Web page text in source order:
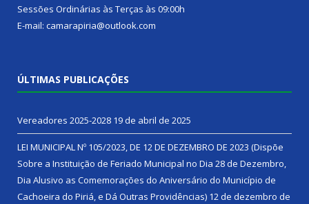
Sessões Ordinárias às Terças às 09:00h
E-mail: camarapiria@outlook.com
ÚLTIMAS PUBLICAÇÕES
Vereadores 2025-2028 19 de abril de 2025
LEI MUNICIPAL Nº 105/2023, DE 12 DE DEZEMBRO DE 2023 (Dispõe
Sobre a Instituição de Feriado Municipal no Dia 28 de Dezembro,
Dia Alusivo as Comemorações do Aniversário do Município de
Cachoeira do Piriá, e Dá Outras Providências) 12 de dezembro de